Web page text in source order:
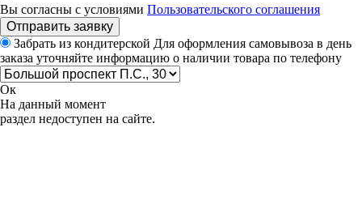
Вы согласны с условиями Пользовательского соглашения
Отправить заявку
Забрать из кондитерской Для оформления самовывоза в день
заказа уточняйте информацию о наличии товара по телефону
Ок
На данный момент
раздел недоступен на сайте.